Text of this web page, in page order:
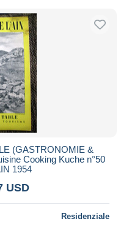
(GASTRONOMIE &
Cooking Kuche n°50
1954
USD
Residenziale